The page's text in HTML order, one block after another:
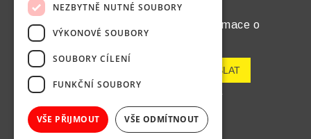
Chcete pravidelně dostávat informace o
novinkách a akcích?
Odhlásit odběr
NEZBYTNĚ NUTNÉ SOUBORY
VÝKONOVÉ SOUBORY
SOUBORY CÍLENÍ
FUNKČNÍ SOUBORY
VŠE PŘIJMOUT VŠE ODMÍTNOUT